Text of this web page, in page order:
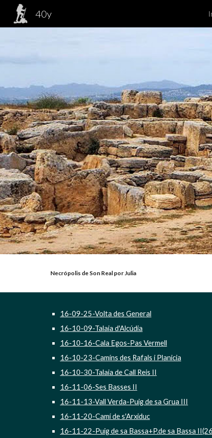
40y
Necrópolis de
16-09-25-Volta des General
16-10-09-Talaia d'Alcúdia
16-10-16-Cala Egos-Pas Vermell
16-10-23-Camíns des Rafals i Planicia
16-10-30-Talaia de Call Reis II
16-11-06-Ses Basses II
16-11-13-Vall Verda-Puig de sa Grua III
16-11-20-Camí de s'Arxiduc
16-11-22-Puig de sa Bassa+P.de sa Bassa